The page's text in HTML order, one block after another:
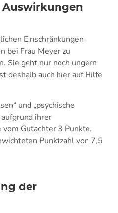
Auswirkungen
Einschränkungen
bei Frau Meyer zu
Sie geht nur noch ungern
deshalb auch hier auf Hilfe
und „psychische
ihrer
Gutachter 3 Punkte.
Punktzahl von 7,5
der